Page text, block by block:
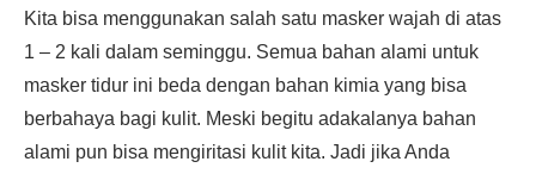
Kita bisa menggunakan salah satu masker wajah di atas
1 – 2 kali dalam seminggu. Semua bahan alami untuk
masker tidur ini beda dengan bahan kimia yang bisa
berbahaya bagi kulit. Meski begitu adakalanya bahan
alami pun bisa mengiritasi kulit kita. Jadi jika Anda